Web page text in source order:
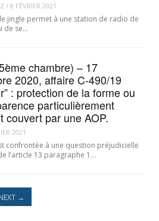
/ 8 FÉVRIER 2021
jingle permet à une station de radio de
de se…
chambre) – 17
2020, affaire C-490/19
: protection de la forme ou
particulièrement
couvert par une AOP.
2021
confrontée à une question préjudicielle
l’article 13 paragraphe 1…
→